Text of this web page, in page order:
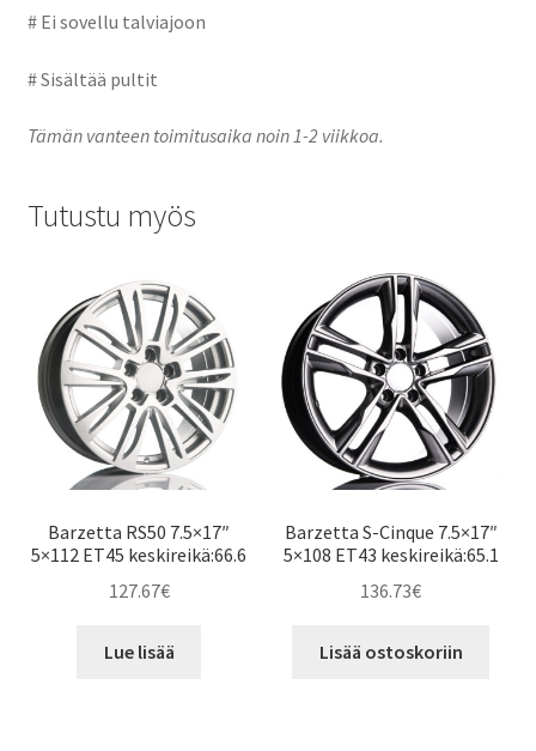
# Ei sovellu talviajoon
# Sisältää pultit
Tämän vanteen toimitusaika noin 1-2 viikkoa.
Tutustu myös
Barzetta RS50 7.5×17″
5×112 ET45 keskireikä:66.6
127.67€
Lue lisää
Barzetta S-Cinque 7.5×17″
5×108 ET43 keskireikä:65.1
136.73€
Lisää ostoskoriin